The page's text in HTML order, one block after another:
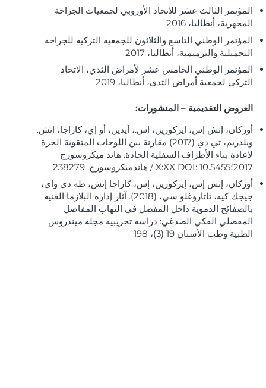
المؤتمر الثالث عشر للاتحاد الأوروبي لجمعيات الجراحة
المجهرية، أنطاليا، 2016
المؤتمر الوطني التاسع والثلاثون للجمعية التركية للجراحة
التجميلية والترميمية، أنطاليا، 2017
المؤتمر الوطني الخامس عشر لأمراض الثدي، الاتحاد
التركي لجمعية أمراض الثدي، أنطاليا، 2019
العروض التقديمية – المنشورات:
أوزكان، إتش إس، إيركورين، إس.، أيدين، أو إي، كاراجا، إتش.
ويلدريم، تي دي (2017) مقارنة بين اللوحات المثقوبة الحرة
لإعادة بناء الأطراف السفلية الحادة. هاند ميكروسورج
2017؛X:XX DOI: 10.5455 / هاندميكروسورج. 238279
أوزكان، إتش إس، إيركورين، إس، كاراجا إتش، طه دي واي،
جيجك كيه، تاتاروغلو سي، (2018). آثار إدارة البلازما الغنية
بالصفائح الدموية داخل المفصل في التهاب المفاصل
المفصلي الفكي الصدغي: دراسة تجريبية مجلة ميندروس
الطبية وطب الأسنان 19 (3)، 198